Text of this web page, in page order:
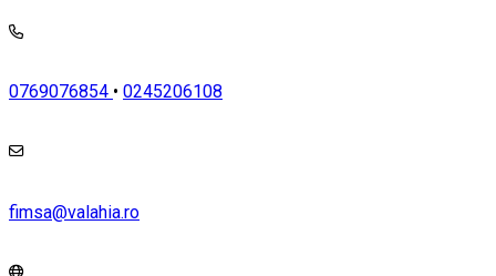
0769076854 • 0245206108
fimsa@valahia.ro